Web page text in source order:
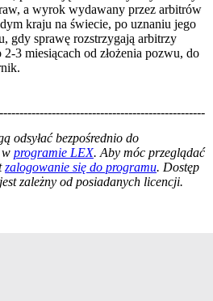
a wyrok wydawany przez arbitrów
kraju na świecie, po uznaniu jego
gdy sprawę rozstrzygają arbitrzy
3 miesiącach od złożenia pozwu, do
odsyłać bezpośrednio do
programie LEX. Aby móc przeglądać
zalogowanie się do programu. Dostęp
zależny od posiadanych licencji.